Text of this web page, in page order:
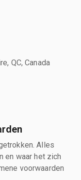
QC, Canada
Alles
en waar het zich
voorwaarden